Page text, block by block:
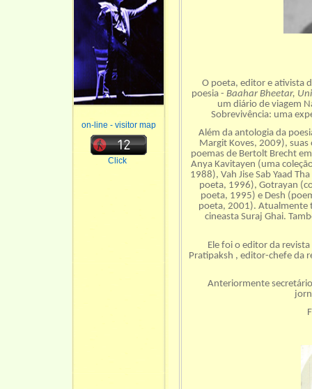
on-line - visitor map
Click
O poeta, editor e ativista
poesia - Baahar Bheetar,
um diário de viagem
Sobrevivência: uma
Além da antologia da
Margit Koves, 2009), suas
poemas de Bertolt Brecht
Anya Kavitayen (uma
1988), Vah Jise Sab Yaad
poeta, 1996), Gotrayan
poeta, 1995) e Desh
poeta, 2001). Atualmente
cineasta Suraj Ghai.
Ele foi o editor da
Pratipaksh , editor-chefe da
Anteriormente